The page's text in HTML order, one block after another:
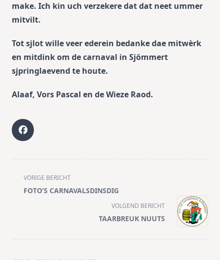
make. Ich kin uch verzekere dat dat neet ummer
mitvilt.
Tot sjlot wille veer ederein bedanke dae mitwèrk
en mitdink om de carnaval in Sjömmert
sjpringlaevend te houte.
Alaaf, Vors Pascal en de Wieze Raod.
<span
class="nav-
VORIGE BERICHT
FOTO’S CARNAVALSDINSDIG
VOLGEND BERICHT
TAARBREUK NUUTS